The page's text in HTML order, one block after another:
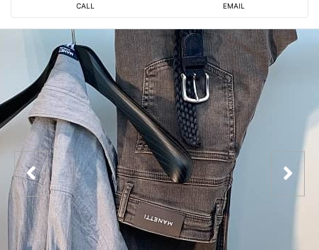
CALL EMAIL